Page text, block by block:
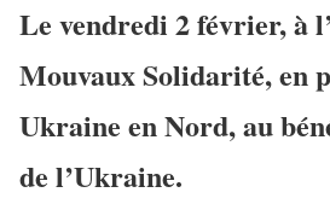
Le vendredi 2 février, à
Mouvaux Solidarité, en
Ukraine en Nord, au
de l’Ukraine.